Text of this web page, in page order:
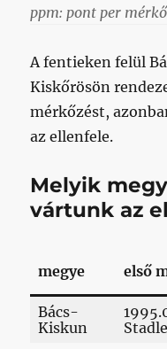
ppm: pont per
A fentieken felül
Kiskőrösön
mérkőzést,
az ellenfele.
Melyik
vártunk az
megye első
Bács-
Kiskun